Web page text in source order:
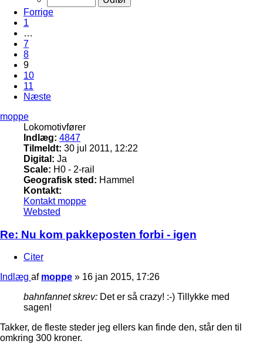
Forrige
1
…
7
8
9
10
11
Næste
moppe
Lokomotivfører
Indlæg: 4847
Tilmeldt: 30 jul 2011, 12:22
Digital: Ja
Scale: H0 - 2-rail
Geografisk sted: Hammel
Kontakt:
Kontakt moppe
Websted
Re: Nu kom pakkeposten forbi - igen
Citer
Indlæg af moppe » 16 jan 2015, 17:26
bahnfannet skrev: Det er så crazy! :-) Tillykke med
sagen!
Takker, de fleste steder jeg ellers kan finde den, står den til
omkring 300 kroner.